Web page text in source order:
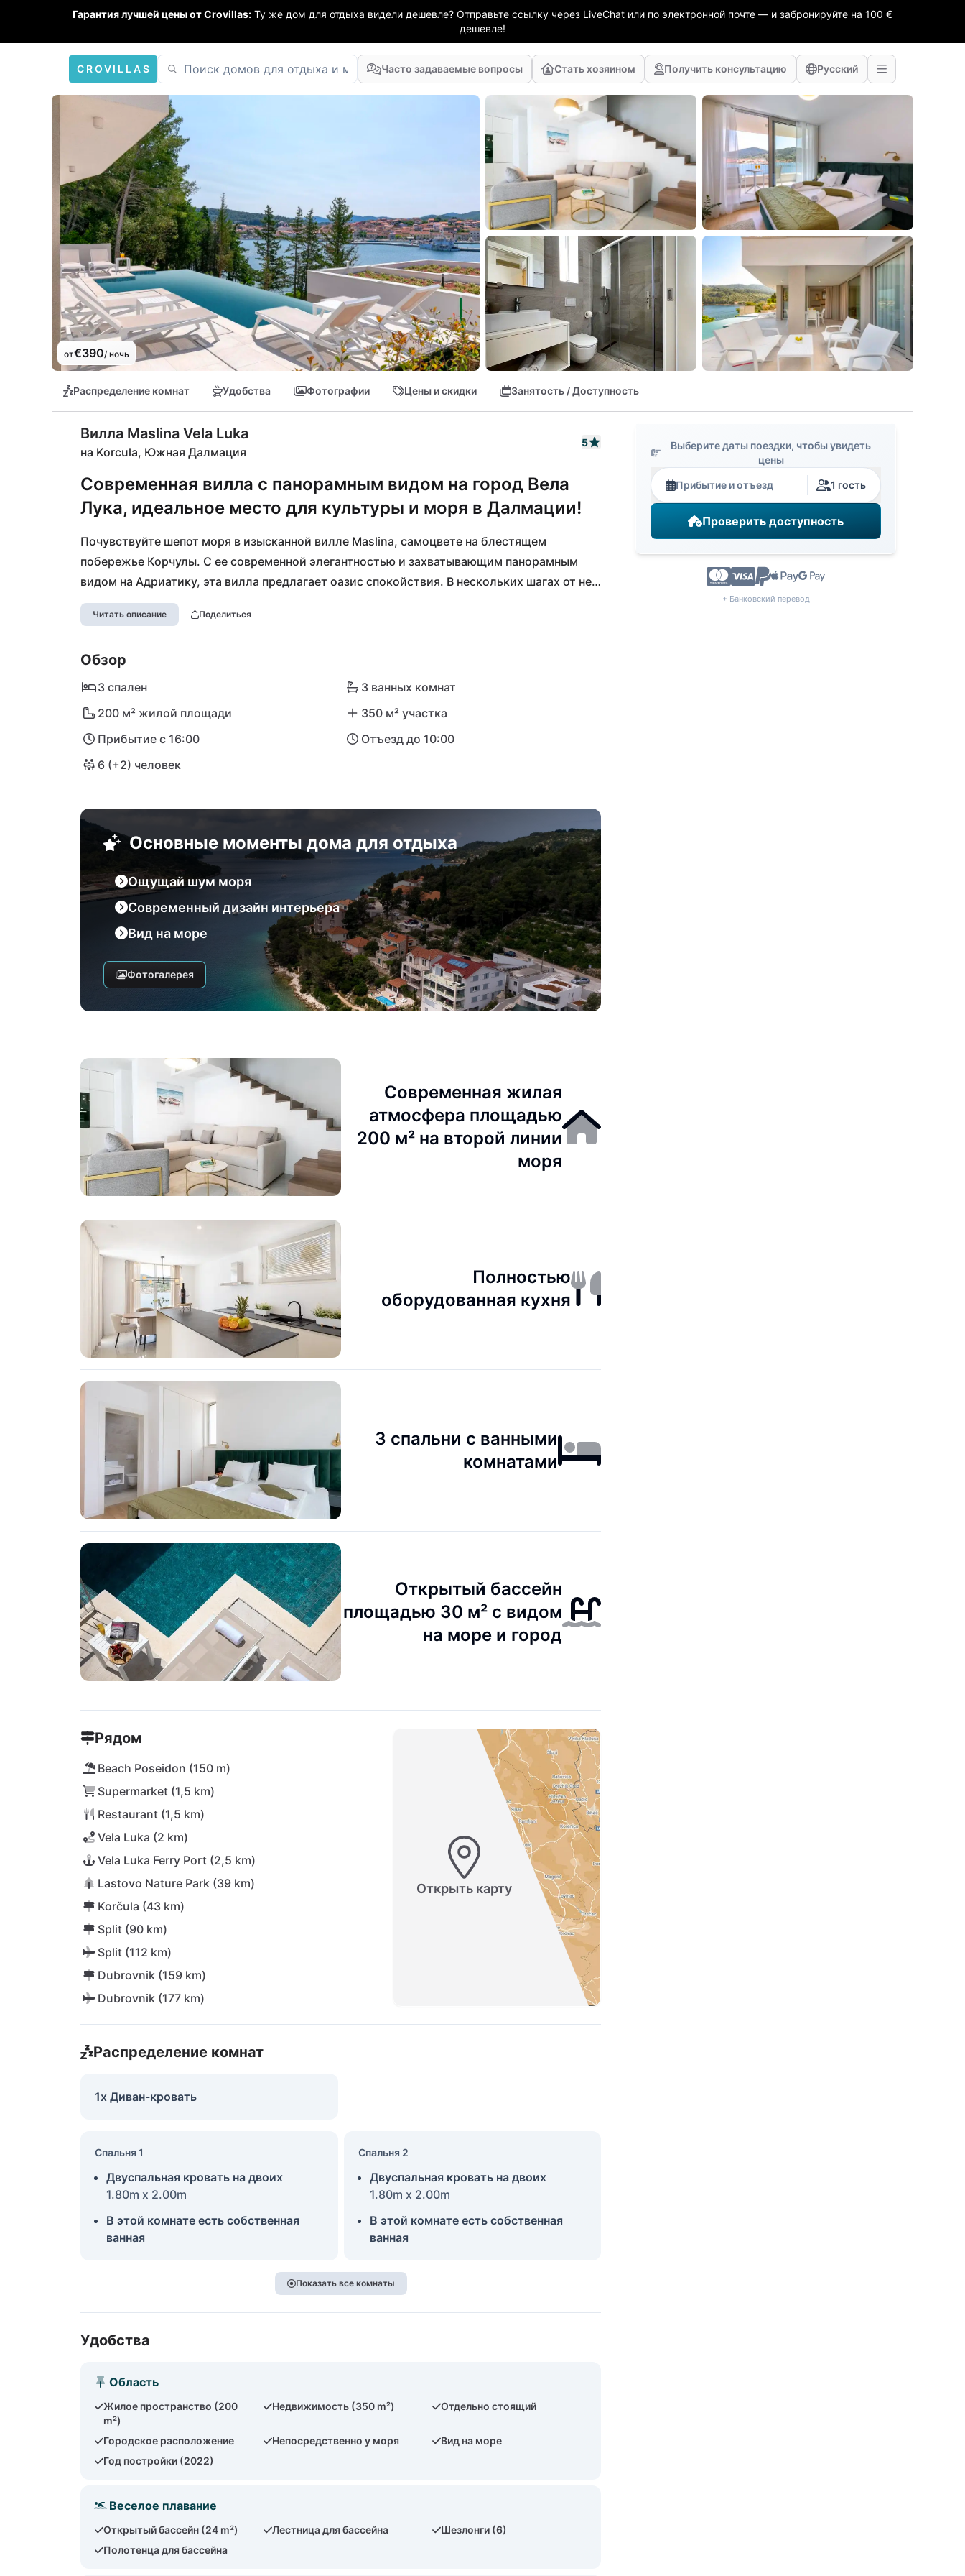
Гарантия лучшей цены от Crovillas: Ту же дом для отдыха видели дешевле? Отправьте ссылку через LiveChat или по электронной почте — и забронируйте на 100 €
дешевле!
CROVILLAS Часто задаваемые вопросы Стать хозяином Получить консультацию Русский
от€390/ ночь
Распределение комнат Удобства Фотографии Цены и скидки Занятость / Доступность
Вилла Maslina Vela Luka
на Korcula, Южная Далмация
5
Современная вилла с панорамным видом на город Вела
Лука, идеальное место для культуры и моря в Далмации!
Почувствуйте шепот моря в изысканной вилле Maslina, самоцвете на блестящем
побережье Корчулы. С ее современной элегантностью и захватывающим панорамным
видом на Адриатику, эта вилла предлагает оазис спокойствия. В нескольких шагах от нее
расположен пляж Посейдона, на котором можно загорать и купаться, а после небольшой
прогулки вы сможете насладиться местными деликатесами в близлежащих ресторанах.
Откройте для себя Вела Луку с ее очаровательной гаванской атмосферой или
отправьтесь в нетронутые ландшафты природного парка Ластово для приключений вдали
от проторенных троп. Будь то спокойные дни на море или культурные исследования -
Читать описание Поделиться
Обзор
3 спален
3 ванных комнат
200 м² жилой площади
350 м² участка
Прибытие с 16:00
Отъезд до 10:00
6 (+2) человек
Основные моменты дома для отдыха
Ощущай шум моря
Современный дизайн интерьера
Вид на море
Фотогалерея
Современная жилая
атмосфера площадью
200 м² на второй линии
моря
Полностью
оборудованная кухня
3 спальни с ванными
комнатами
Открытый бассейн
площадью 30 м² с видом
на море и город
Рядом
Beach Poseidon (150 m)
Supermarket (1,5 km)
Restaurant (1,5 km)
Vela Luka (2 km)
Vela Luka Ferry Port (2,5 km)
Lastovo Nature Park (39 km)
Korčula (43 km)
Split (90 km)
Split (112 km)
Dubrovnik (159 km)
Dubrovnik (177 km)
Открыть карту
Распределение комнат
1x Диван-кровать
Спальня 1
Двуспальная кровать на двоих
1.80m x 2.00m
В этой комнате есть собственная
ванная
Спальня 2
Двуспальная кровать на двоих
1.80m x 2.00m
В этой комнате есть собственная
ванная
Показать все комнаты
Удобства
Область
Жилое пространство (200
m²)
Недвижимость (350 m²) Отдельно стоящий
Городское расположение Непосредственно у моря
Вид на море
Год постройки (2022)
Веселое плавание
Открытый бассейн (24 m²) Лестница для бассейна
Шезлонги (6)
Полотенца для бассейна
Выберите даты поездки, чтобы увидеть
цены
Прибытие и отъезд 1 гость
Проверить доступность
+ Банковский перевод